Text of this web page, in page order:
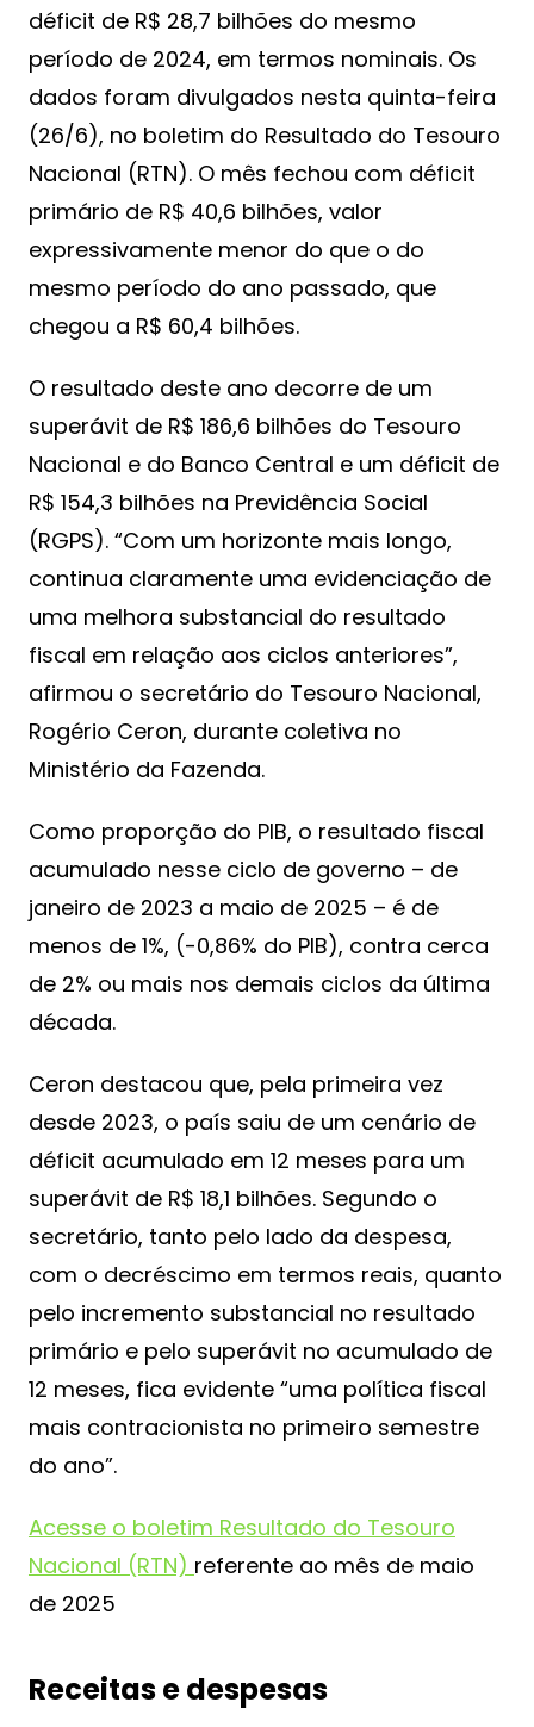
déficit de R$ 28,7 bilhões do mesmo
período de 2024, em termos nominais. Os
dados foram divulgados nesta quinta-feira
(26/6), no boletim do Resultado do Tesouro
Nacional (RTN). O mês fechou com déficit
primário de R$ 40,6 bilhões, valor
expressivamente menor do que o do
mesmo período do ano passado, que
chegou a R$ 60,4 bilhões.
O resultado deste ano decorre de um
superávit de R$ 186,6 bilhões do Tesouro
Nacional e do Banco Central e um déficit de
R$ 154,3 bilhões na Previdência Social
(RGPS). “Com um horizonte mais longo,
continua claramente uma evidenciação de
uma melhora substancial do resultado
fiscal em relação aos ciclos anteriores”,
afirmou o secretário do Tesouro Nacional,
Rogério Ceron, durante coletiva no
Ministério da Fazenda.
Como proporção do PIB, o resultado fiscal
acumulado nesse ciclo de governo – de
janeiro de 2023 a maio de 2025 – é de
menos de 1%, (-0,86% do PIB), contra cerca
de 2% ou mais nos demais ciclos da última
década.
Ceron destacou que, pela primeira vez
desde 2023, o país saiu de um cenário de
déficit acumulado em 12 meses para um
superávit de R$ 18,1 bilhões. Segundo o
secretário, tanto pelo lado da despesa,
com o decréscimo em termos reais, quanto
pelo incremento substancial no resultado
primário e pelo superávit no acumulado de
12 meses, fica evidente “uma política fiscal
mais contracionista no primeiro semestre
do ano”.
Acesse o boletim Resultado do Tesouro
Nacional (RTN) referente ao mês de maio
de 2025
Receitas e despesas